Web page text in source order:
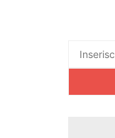
Ricerca